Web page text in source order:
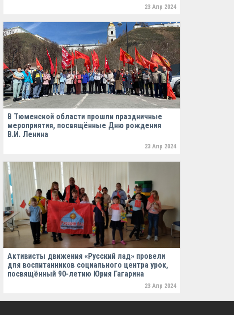
23 Апр 2024
В Тюменской области прошли праздничные
мероприятия, посвящённые Дню рождения
В.И. Ленина
23 Апр 2024
Активисты движения «Русский лад» провели
для воспитанников социального центра урок,
посвящённый 90-летию Юрия Гагарина
23 Апр 2024